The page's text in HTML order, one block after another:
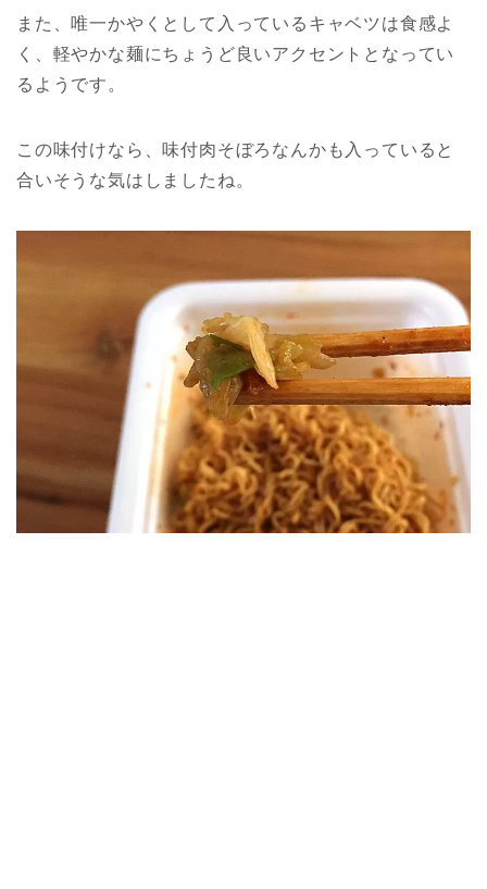
また、唯一かやくとして入っているキャベツは食感よ
く、軽やかな麺にちょうど良いアクセントとなってい
るようです。
この味付けなら、味付肉そぼろなんかも入っていると
合いそうな気はしましたね。